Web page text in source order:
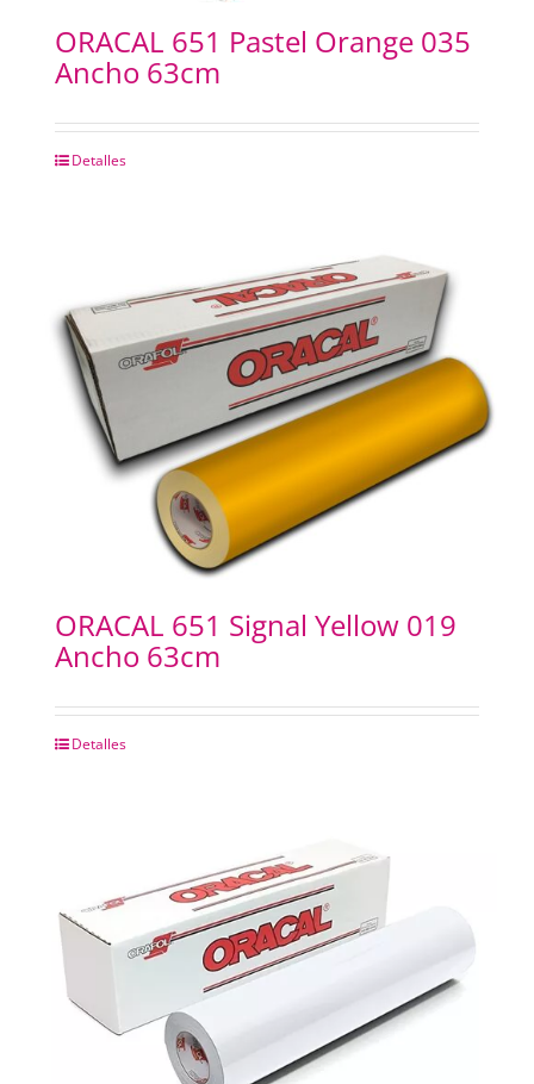
ORACAL 651 Pastel Orange 035
Ancho 63cm
Detalles
ORACAL 651 Signal Yellow 019
Ancho 63cm
Detalles